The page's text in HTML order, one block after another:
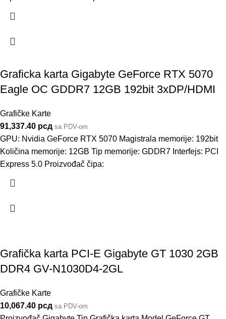
Graficka karta Gigabyte GeForce RTX 5070
Eagle OC GDDR7 12GB 192bit 3xDP/HDMI
Grafičke Karte
91,337.40 рсд sa PDV-om
GPU: Nvidia GeForce RTX 5070 Magistrala memorije: 192bit
Količina memorije: 12GB Tip memorije: GDDR7 Interfejs: PCI
Express 5.0 Proizvođač čipa:
Grafička karta PCI-E Gigabyte GT 1030 2GB
DDR4 GV-N1030D4-2GL
Grafičke Karte
10,067.40 рсд sa PDV-om